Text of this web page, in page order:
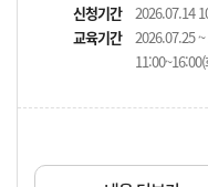
신청기간
2026.07.14
교육기간
2026.07.25